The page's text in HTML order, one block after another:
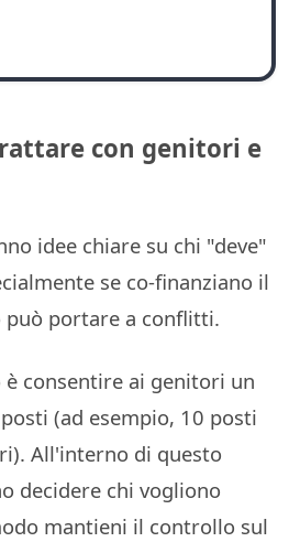
con genitori e
idee chiare su chi "deve"
se co-finanziano il
portare a conflitti.
consentire ai genitori un
(ad esempio, 10 posti
All'interno di questo
decidere chi vogliono
mantieni il controllo sul